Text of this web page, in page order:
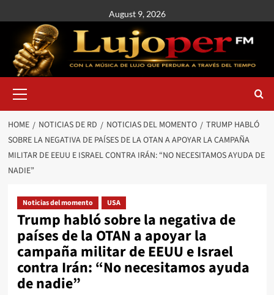
August 9, 2026
HOME NOTICIAS DE RD NOTICIAS DEL MOMENTO
TRUMP HABLÓ
SOBRE LA NEGATIVA DE PAÍSES DE LA OTAN A APOYAR LA CAMPAÑA
MILITAR DE EEUU E ISRAEL CONTRA IRÁN: “NO NECESITAMOS AYUDA DE
NADIE”
Noticias del momento USA
Trump habló sobre la negativa de
países de la OTAN a apoyar la
campaña militar de EEUU e Israel
contra Irán: “No necesitamos ayuda
de nadie”